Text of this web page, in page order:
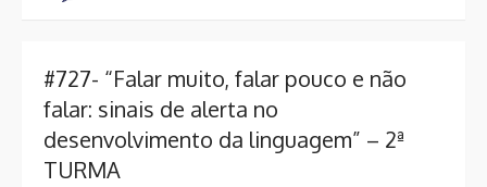
#727- “Falar muito, falar pouco e não
falar: sinais de alerta no
desenvolvimento da linguagem” – 2ª
TURMA